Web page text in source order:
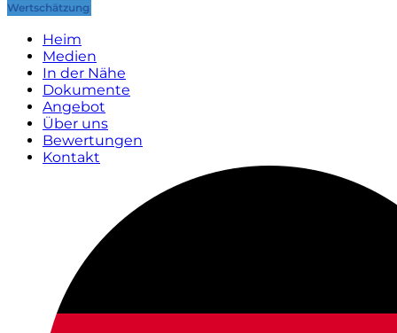
Wertschätzung
Heim
Medien
In der Nähe
Dokumente
Angebot
Über uns
Bewertungen
Kontakt